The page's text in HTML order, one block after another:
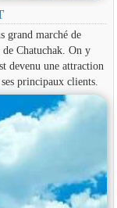
grand marché de
Chatuchak. On y
devenu une attraction
principaux clients.